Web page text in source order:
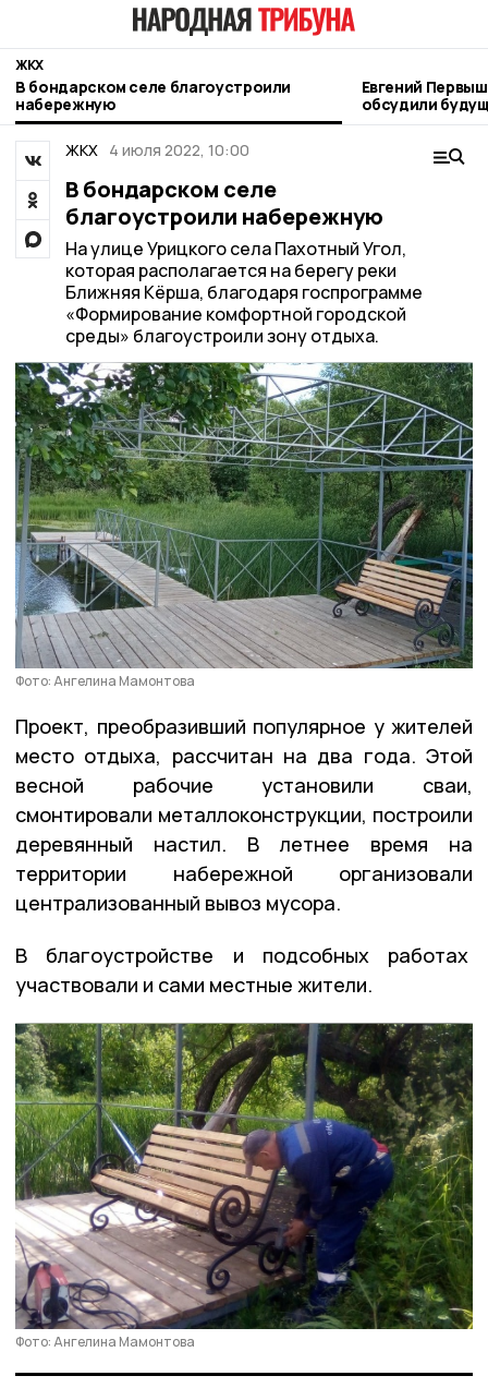
ЖКХ
В бондарском селе благоустроили
набережную
Евгений
обсудили
Тамбовской
ЖКХ
4 июля 2022, 10:00
В бондарском селе
благоустроили набережную
На улице Урицкого села Пахотный Угол,
которая располагается на берегу реки
Ближняя Кёрша, благодаря госпрограмме
«Формирование комфортной городской
среды» благоустроили зону отдыха.
Фото: Ангелина Мамонтова
Проект, преобразивший популярное у жителей
место отдыха, рассчитан на два года. Этой
весной рабочие установили сваи,
смонтировали металлоконструкции, построили
деревянный настил. В летнее время на
территории набережной организовали
централизованный вывоз мусора.
В благоустройстве и подсобных работах
участвовали и сами местные жители.
Фото: Ангелина Мамонтова